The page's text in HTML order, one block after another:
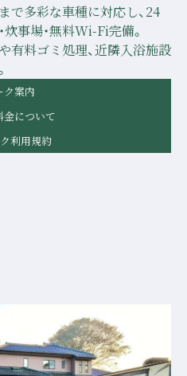
で多彩な車種に対応し、24
事場・無料Wi-Fi完備。
有料ゴミ処理、近隣入浴施設
ク案内
金について
利用規約